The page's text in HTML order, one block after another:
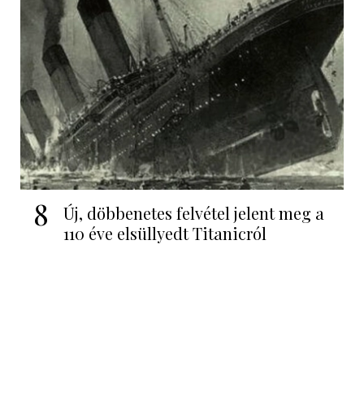
8
Új, döbbenetes felvétel jelent meg a
110 éve elsüllyedt Titanicról